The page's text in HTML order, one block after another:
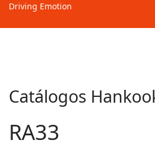
Driving Emotion
Catálogos
RA33